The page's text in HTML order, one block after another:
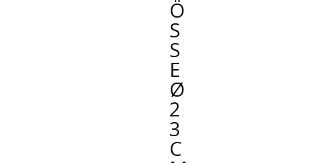
Ö
SS
E
Ø
2
3
C
M